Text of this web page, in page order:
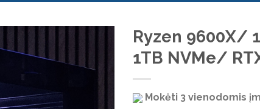
Ryzen 9600X/
1TB NVMe/
Mokėti 3 vienodomis